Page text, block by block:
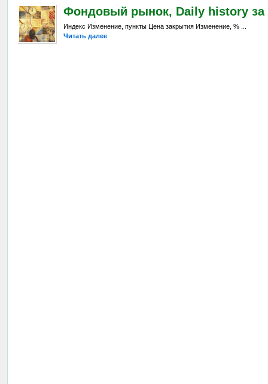
Фондовый рынок, Daily history за
Индекс Изменение, пункты Цена закрытия Изменение, % ...
Читать далее